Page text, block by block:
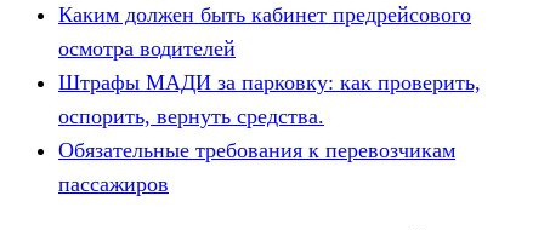
Каким должен быть кабинет предрейсового
осмотра водителей
Штрафы МАДИ за парковку: как проверить,
оспорить, вернуть средства.
Обязательные требования к перевозчикам
пассажиров